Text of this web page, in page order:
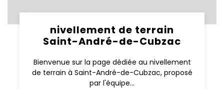
nivellement de terrain
Saint-André-de-Cubzac
Bienvenue sur la page dédiée au nivellement
de terrain à Saint-André-de-Cubzac, proposé
par l'équipe...